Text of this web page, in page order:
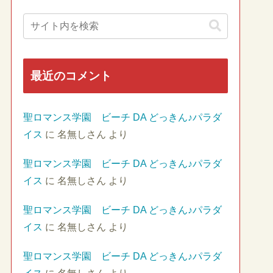
最近のコメント
聖ロマンス学園 ビーチ DA どっきん♪パラダ
イス に 名無しさん より
聖ロマンス学園 ビーチ DA どっきん♪パラダ
イス に 名無しさん より
聖ロマンス学園 ビーチ DA どっきん♪パラダ
イス に 名無しさん より
聖ロマンス学園 ビーチ DA どっきん♪パラダ